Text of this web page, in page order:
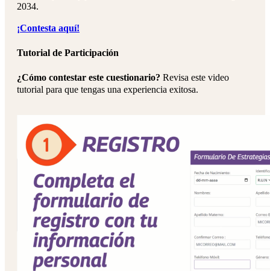
2034.
¡Contesta aquí!
Tutorial de Participación
¿Cómo contestar este cuestionario? Revisa este video
tutorial para que tengas una experiencia exitosa.